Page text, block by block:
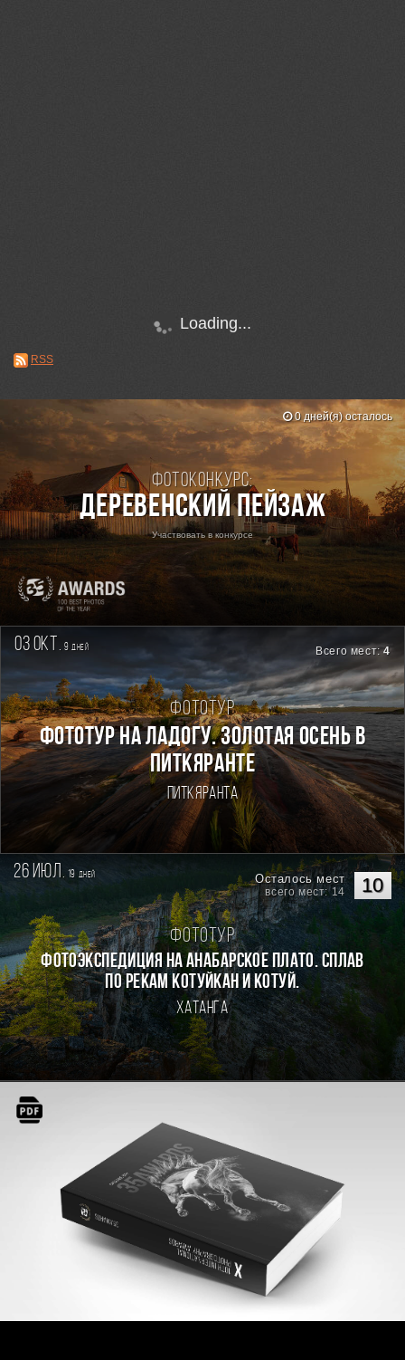
Loading...
RSS
Фотоконкурс:
Деревенский пейзаж
Участвовать в конкурсе
0 дней(я) осталось
03 окт. 9дней Всего мест:4
Фототур
Фототур на Ладогу. Золотая осень в
Питкяранте
Питкяранта
26 июл. 19 дней 10
Осталось мест
всего мест: 14
Фототур
Фотоэкспедиция на Анабарское плато. Сплав
по рекам Котуйкан и Котуй.
Хатанга